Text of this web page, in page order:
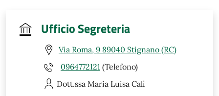
Ufficio Segreteria
Via Roma, 9 89040 Stignano (RC)
0964772121 (Telefono)
Dott.ssa Maria Luisa Calì